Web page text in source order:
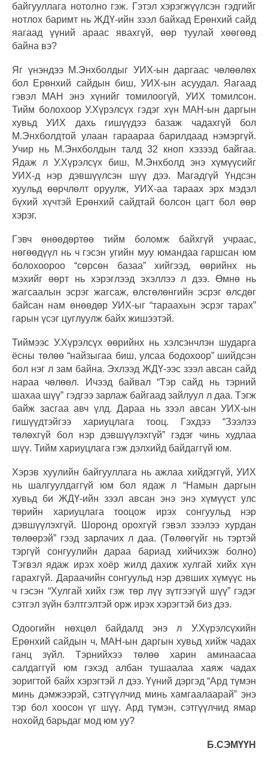
байгууллага нотолно гэж. Гэтэл хэрэгжүүлсэн гэдгийг
нотлох баримт нь ЖДҮ-ийн зээл байхад Ерөнхий сайд
яагаад үүний араас явахгүй, өөр туулай хөөгөөд
байна вэ?
Яг үнэндээ М.Энхболдыг УИХ-ын даргаас чөлөөлөх
бол Ерөнхий сайдын биш, УИХ-ын асуудал. Яагаад
гэвэл МАН энэ хүнийг томилоогүй, УИХ томилсон.
Тийм болохоор У.Хүрэлсүх гэдэг хүн МАН-ын даргын
хувьд УИХ дахь гишүүдээ базаж чадахгүй бол
М.Энхболдтой улаан гараараа барилдаад нэмэргүй.
Учир нь М.Энхболдын талд 32 кноп хэзээд байгаа.
Ядаж л У.Хүрэлсүх биш, М.Энхболд энэ хүмүүсийг
УИХ-д нэр дэвшүүлсэн шүү дээ. Магадгүй Үндсэн
хуульд өөрчлөлт оруулж, УИХ-аа тараах эрх мэдэл
бүхий хүчтэй Ерөнхий сайдтай болсон цагт бол өөр
хэрэг.
Гэвч өнөөдөртөө тийм боломж байхгүй учраас,
нөгөөдүүл нь ч гэсэн угийн муу юмандаа гаршсан юм
болохоороо “сөрсөн базаа” хийгээд, өөрийнх нь
мэхийг өөрт нь хэрэглээд эхэллээ л дээ. Өмнө нь
жагсаалын эсрэг жагсаж, өлсгөлөнгийн эсрэг өлсдөг
байсан нам өнөөдөр УИХ-ыг “тараахын эсрэг тарах”
гарын үсэг цуглуулж байх жишээтэй.
Тиймээс У.Хүрэлсүх өөрийнх нь хэлсэнчлэн шударга
ёсны төлөө “найзыгаа биш, улсаа бодохоор” шийдсэн
бол нэг л зам байна. Эхлээд ЖДҮ-ээс зээл авсан сайд
нараа чөлөөл. Ичээд байвал “Тэр сайд нь тэрний
шахаа шүү” гэдгээ зарлаж байгаад зайлуул л даа. Тэгж
байж засгаа авч үлд. Дараа нь зээл авсан УИХ-ын
гишүүдтэйгээ хариуцлага тооц. Гэхдээ “Зээлээ
төлөхгүй бол нэр дэвшүүлэхгүй” гэдэг чинь худлаа
шүү. Тийм хариуцлага гэж дэлхийд байдаггүй юм.
Хэрэв хуулийн байгууллага нь ажлаа хийдэггүй, УИХ
нь шалгуулдаггүй юм бол ядаж л “Намын даргын
хувьд би ЖДҮ-ийн зээл авсан энэ энэ хүмүүст улс
төрийн хариуцлага тооцож ирэх сонгуульд нэр
дэвшүүлэхгүй. Шоронд орохгүй гэвэл зээлээ хурдан
төлөөрэй” гээд зарлачих л даа. (Төлөөгүйг нь тэртэй
тэргүй сонгуулийн дараа бариад хийчихэж болно)
Тэгвэл ядаж ирэх хоёр жилд дахиж хулгай хийх хүн
гарахгүй. Дараачийн сонгуульд нэр дэвших хүмүүс нь
ч гэсэн “Хулгай хийх гэж төр лүү зүтгээгүй шүү” гэдэг
сэтгэл зүйн бэлтгэлтэй орж ирэх хэрэгтэй биз дээ.
Одоогийн нөхцөл байдалд энэ л У.Хүрэлсүхийн
Ерөнхий сайдын ч, МАН-ын даргын хувьд хийж чадах
ганц зүйл. Тэрнийхээ төлөө харин аминаасаа
салдаггүй юм гэхэд албан тушаалаа хаяж чадах
зоригтой байх хэрэгтэй л дээ. Үүний дэргэд “Ард түмэн
минь дэмжээрэй, сэтгүүлчид минь хамгаалаарай” энэ
тэр бол хоосон үг шүү. Ард түмэн, сэтгүүлчид ямар
нохойд барьдаг мод юм уу?
Б.СЭМҮҮН